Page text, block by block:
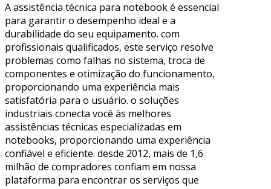
A assistência técnica para notebook é essencial
para garantir o desempenho ideal e a
durabilidade do seu equipamento. com
profissionais qualificados, este serviço resolve
problemas como falhas no sistema, troca de
componentes e otimização do funcionamento,
proporcionando uma experiência mais
satisfatória para o usuário. o soluções
industriais conecta você às melhores
assistências técnicas especializadas em
notebooks, proporcionando uma experiência
confiável e eficiente. desde 2012, mais de 1,6
milhão de compradores confiam em nossa
plataforma para encontrar os serviços que